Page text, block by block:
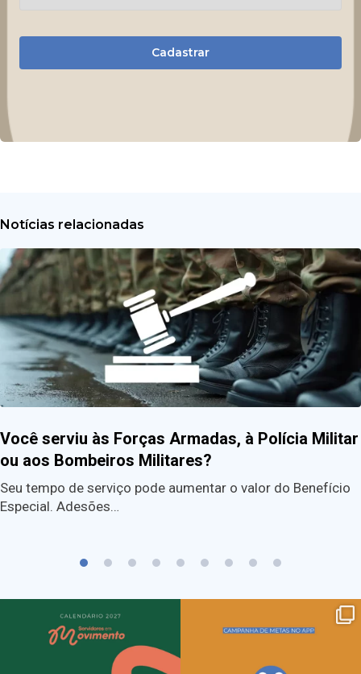
Cadastrar
Notícias relacionadas
Você serviu às Forças Armadas, à Polícia Militar
ou aos Bombeiros Militares?
Seu tempo de serviço pode aumentar o valor do Benefício
Especial. Adesões…